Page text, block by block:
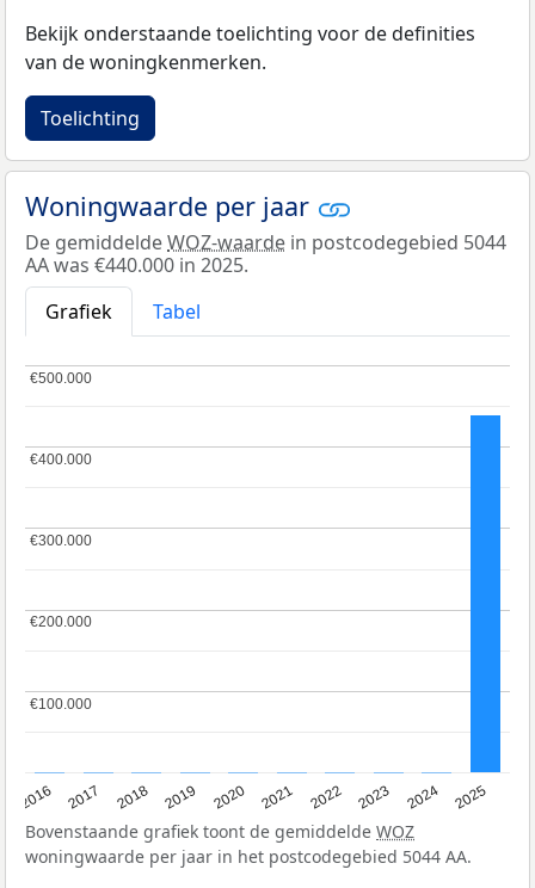
Bekijk onderstaande toelichting voor de definities
van de woningkenmerken.
Toelichting
Woningwaarde per jaar
De gemiddeldeWOZ-waarde in postcodegebied 5044
AA was €440.000 in 2025.
Grafiek
Tabel
2016 2017 2018 2019 2020 2021 2022 2023 2024 2025
€100.000
€100.000
€200.000
€200.000
€300.000
€300.000
€400.000
€400.000
€500.000
€500.000
Bovenstaande grafiek toont de gemiddelde WOZ
woningwaarde per jaar in het postcodegebied 5044 AA.